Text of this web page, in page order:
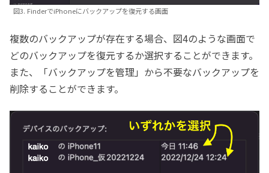
図3. FinderでiPhoneにバックアップを復元する画面
複数のバックアップが存在する場合、図4のような画面で
どのバックアップを復元するか選択することができます。
また、「バックアップを管理」から不要なバックアップを
削除することができます。